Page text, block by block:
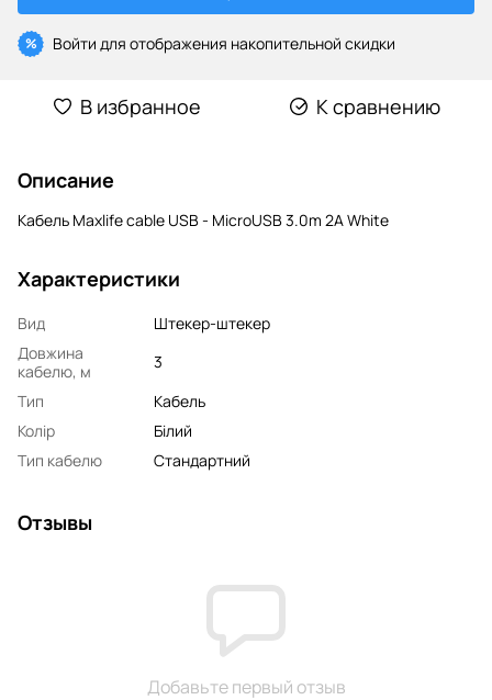
% Войти для отображения накопительной скидки
В избранное К сравнению
Описание
Кабель Maxlife cable USB - MicroUSB 3.0m 2A White
Характеристики
Вид
Штекер-штекер
Довжина
кабелю, м
3
Тип
Кабель
Колір
Білий
Тип кабелю
Стандартний
Отзывы
Добавьте первый отзыв